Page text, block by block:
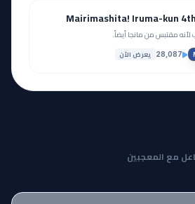
Mairimashita! Iruma-kun
مقتبس من مانجا أيضاً.
28,087 يعرض الآن
مع المعجبين